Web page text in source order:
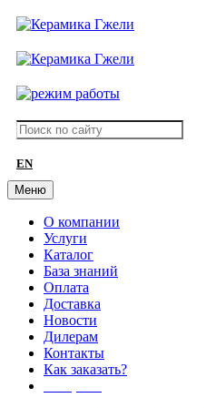
EN
Меню
О компании
Услуги
Каталог
База знаний
Оплата
Доставка
Новости
Дилерам
Контакты
Как заказать?